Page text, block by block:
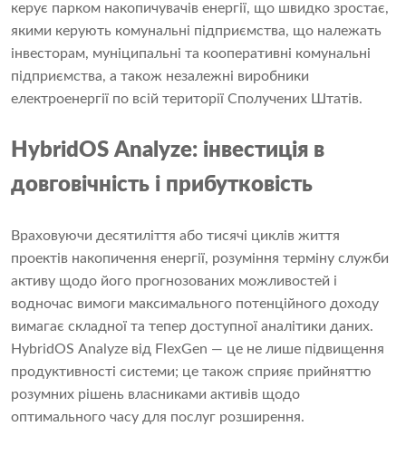
керує парком накопичувачів енергії, що швидко зростає,
якими керують комунальні підприємства, що належать
інвесторам, муніципальні та кооперативні комунальні
підприємства, а також незалежні виробники
електроенергії по всій території Сполучених Штатів.
HybridOS Analyze: інвестиція в
довговічність і прибутковість
Враховуючи десятиліття або тисячі циклів життя
проектів накопичення енергії, розуміння терміну служби
активу щодо його прогнозованих можливостей і
водночас вимоги максимального потенційного доходу
вимагає складної та тепер доступної аналітики даних.
HybridOS Analyze від FlexGen — це не лише підвищення
продуктивності системи; це також сприяє прийняттю
розумних рішень власниками активів щодо
оптимального часу для послуг розширення.